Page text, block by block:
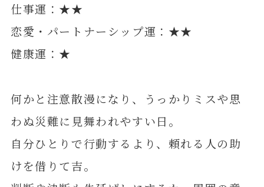
仕事運：★★
恋愛・パートナーシップ運：★★
健康運：★
何かと注意散漫になり、うっかりミスや思
わぬ災難に見舞われやすい日。
自分ひとりで行動するより、頼れる人の助
けを借りて吉。